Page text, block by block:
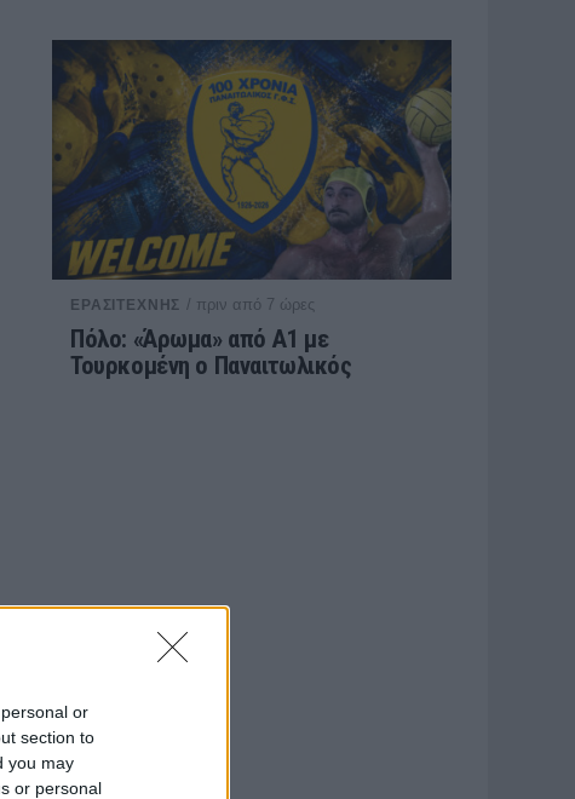
or
section to
you may
or personal
ΕΡΑΣΙΤΕΧΝΗΣ / πριν από 7 ώρες
Πόλο: «Άρωμα» από Α1 με
Τουρκομένη ο Παναιτωλικός